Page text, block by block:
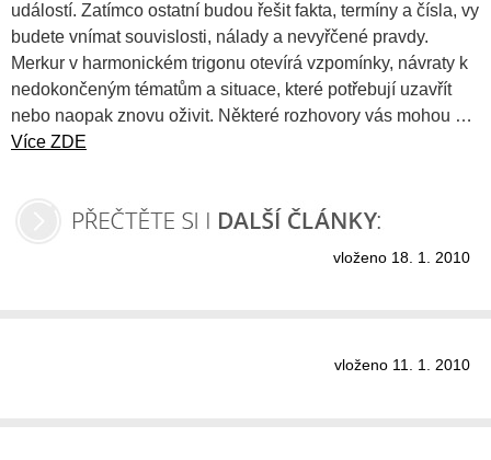
událostí. Zatímco ostatní budou řešit fakta, termíny a čísla, vy
budete vnímat souvislosti, nálady a nevyřčené pravdy.
Merkur v harmonickém trigonu otevírá vzpomínky, návraty k
nedokončeným tématům a situace, které potřebují uzavřít
nebo naopak znovu oživit. Některé rozhovory vás mohou …
Více ZDE
vloženo 18. 1. 2010
vloženo 11. 1. 2010